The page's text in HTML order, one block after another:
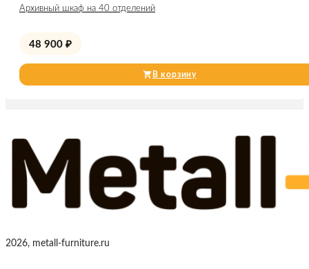
Архивный шкаф на 40 отделений
48 900 ₽
В корзину
2026, metall-furniture.ru